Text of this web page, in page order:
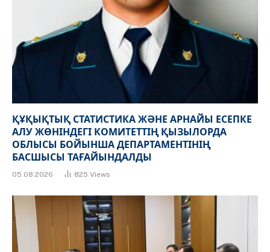
ҚҰҚЫҚТЫҚ СТАТИСТИКА ЖӘНЕ АРНАЙЫ ЕСЕПКЕ
АЛУ ЖӨНІНДЕГІ КОМИТЕТТІҢ ҚЫЗЫЛОРДА
ОБЛЫСЫ БОЙЫНША ДЕПАРТАМЕНТІНІҢ
БАСШЫСЫ ТАҒАЙЫНДАЛДЫ
05.08.2026 825 Views